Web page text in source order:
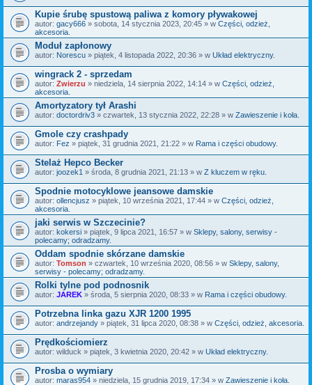
Kupie śrubę spustową paliwa z komory pływakowej
autor: gacy666 » sobota, 14 stycznia 2023, 20:45 » w Części, odzież,
akcesoria.
Moduł zapłonowy
autor: Norescu » piątek, 4 listopada 2022, 20:36 » w Układ elektryczny.
wingrack 2 - sprzedam
autor: Zwierzu » niedziela, 14 sierpnia 2022, 14:14 » w Części, odzież,
akcesoria.
Amortyzatory tył Arashi
autor: doctordriv3 » czwartek, 13 stycznia 2022, 22:28 » w Zawieszenie i koła.
Gmole czy crashpady
autor: Fez » piątek, 31 grudnia 2021, 21:22 » w Rama i części obudowy.
Stelaż Hepco Becker
autor: joozek1 » środa, 8 grudnia 2021, 21:13 » w Z kluczem w ręku.
Spodnie motocyklowe jeansowe damskie
autor: ollencjusz » piątek, 10 września 2021, 17:44 » w Części, odzież,
akcesoria.
jaki serwis w Szczecinie?
autor: kokersi » piątek, 9 lipca 2021, 16:57 » w Sklepy, salony, serwisy -
polecamy; odradzamy.
Oddam spodnie skórzane damskie
autor: Tomson » czwartek, 10 września 2020, 08:56 » w Sklepy, salony,
serwisy - polecamy; odradzamy.
Rolki tylne pod podnosnik
autor: JAREK » środa, 5 sierpnia 2020, 08:33 » w Rama i części obudowy.
Potrzebna linka gazu XJR 1200 1995
autor: andrzejandy » piątek, 31 lipca 2020, 08:38 » w Części, odzież, akcesoria.
Prędkościomierz
autor: wilduck » piątek, 3 kwietnia 2020, 20:42 » w Układ elektryczny.
Prosba o wymiary
autor: maras954 » niedziela, 15 grudnia 2019, 17:34 » w Zawieszenie i koła.